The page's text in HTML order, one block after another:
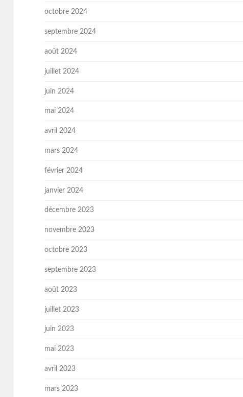
octobre 2024
septembre 2024
août 2024
juillet 2024
juin 2024
mai 2024
avril 2024
mars 2024
février 2024
janvier 2024
décembre 2023
novembre 2023
octobre 2023
septembre 2023
août 2023
juillet 2023
juin 2023
mai 2023
avril 2023
mars 2023